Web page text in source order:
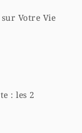
Votre Vie
: les 2